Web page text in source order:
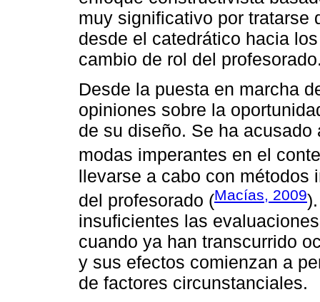
muy significativo por tratarse
desde el catedrático hacia
cambio de rol del
Desde la puesta en marcha
opiniones sobre la
de su diseño. Se ha
modas imperantes en el
llevarse a cabo con métodos
del profesorado (Macías, 2009
insuficientes las
cuando ya han transcurrido
y sus efectos comienzan a
de factores circunstanciales.